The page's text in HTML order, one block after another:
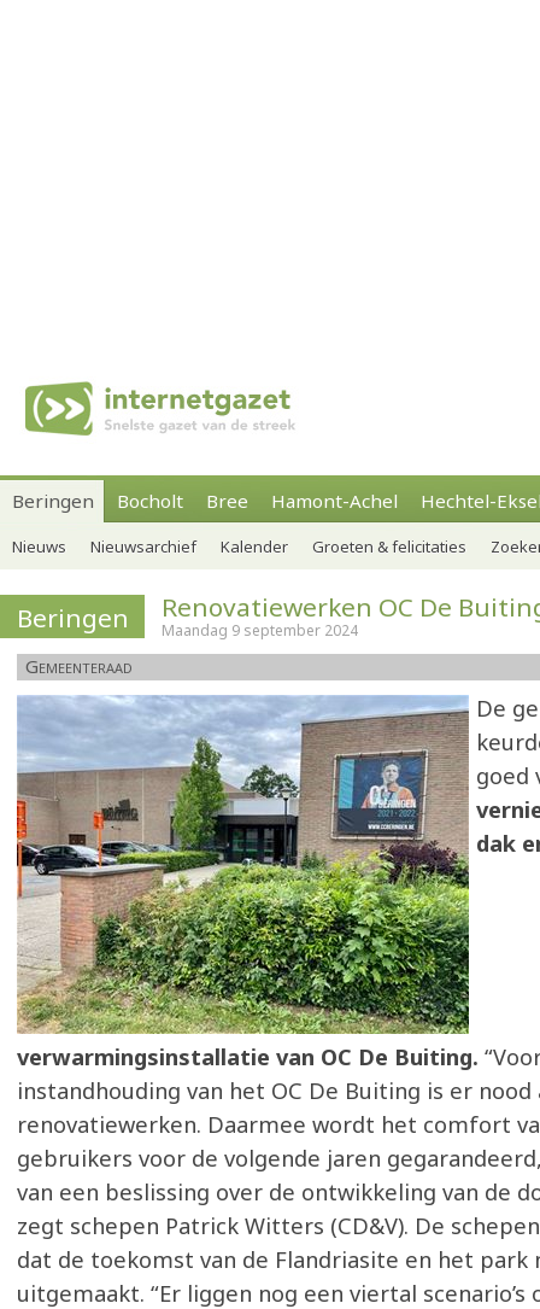
Beringen Bocholt Bree Hamont-Achel Hechtel-
Nieuws Nieuwsarchief Kalender Groeten & felicitaties
Beringen Renovatiewerken OC De
Maandag 9 september 2024
Gemeenteraad
De
goed
dak
verwarmingsinstallatie van OC De Buiting.
instandhouding van het OC De Buiting is er
renovatiewerken. Daarmee wordt het comfort
gebruikers voor de volgende jaren
van een beslissing over de ontwikkeling van de
zegt schepen Patrick Witters (CD&V). De
dat de toekomst van de Flandriasite en het park
uitgemaakt. “Er liggen nog een viertal scenario’s